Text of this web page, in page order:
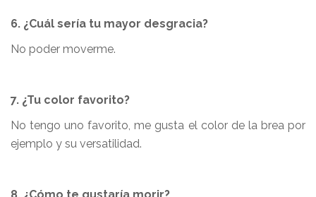
6. ¿Cuál sería tu mayor desgracia?
No poder moverme.
7. ¿Tu color favorito?
No tengo uno favorito, me gusta el color de la brea por
ejemplo y su versatilidad.